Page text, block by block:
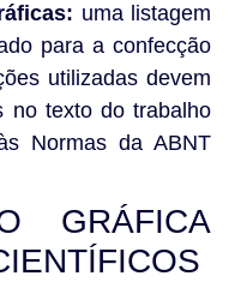
uma listagem
para a confecção
utilizadas devem
no texto do trabalho
Normas da ABNT
GRÁFICA